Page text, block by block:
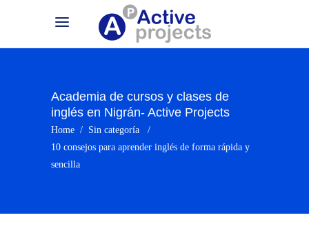
Academia de cursos y clases de
inglés en Nigrán- Active Projects
Home / Sin categoría
/
10 consejos para aprender inglés de forma rápida y
sencilla